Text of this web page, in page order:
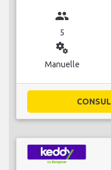
group
5
miscellaneous_services
Manuelle